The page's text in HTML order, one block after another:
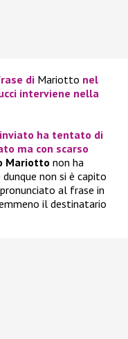
di Mariotto nel
interviene nella
ha tentato di
ma con scarso
Mariotto non ha
dunque non si è capito
al frase in
il destinatario